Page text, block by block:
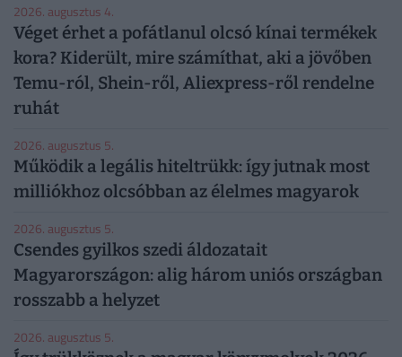
2026. augusztus 4.
Véget érhet a pofátlanul olcsó kínai termékek
kora? Kiderült, mire számíthat, aki a jövőben
Temu-ról, Shein-ről, Aliexpress-ről rendelne
ruhát
2026. augusztus 5.
Működik a legális hiteltrükk: így jutnak most
milliókhoz olcsóbban az élelmes magyarok
2026. augusztus 5.
Csendes gyilkos szedi áldozatait
Magyarországon: alig három uniós országban
rosszabb a helyzet
2026. augusztus 5.